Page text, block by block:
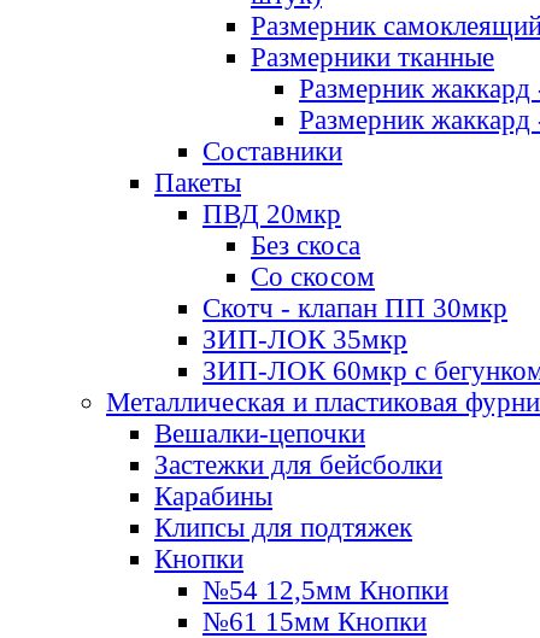
Размерник
Размерники тканные
Размерник
Размерник
Составники
Пакеты
ПВД 20мкр
Без скоса
Со скосом
Скотч - клапан ПП 30мкр
ЗИП-ЛОК 35мкр
ЗИП-ЛОК 60мкр с
Металлическая и пластиковая
Вешалки-цепочки
Застежки для бейсболки
Карабины
Клипсы для подтяжек
Кнопки
№54 12,5мм Кнопки
№61 15мм Кнопки